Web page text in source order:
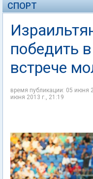
СПОРТ
победить
встрече
время публикации: 05 июня
июня 2013 г., 21:19